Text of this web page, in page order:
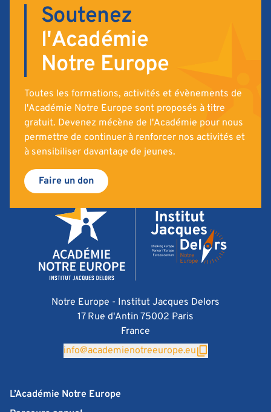
Soutenez
l'Académie
Notre Europe
Toutes les formations, activités et évènements de
l'Académie Notre Europe sont proposés à titre
gratuit. Devenez mécène de l'Académie pour nous
permettre de continuer à renforcer nos activités et
à sensibiliser davantage de jeunes.
Faire un don
Notre Europe - Institut Jacques Delors
17 Rue d'Antin 75002 Paris
France
info@academienotreeurope.eu
L’Académie Notre Europe